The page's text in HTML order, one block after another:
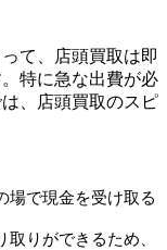
て、店頭買取は即
特に急な出費が必
、店頭買取のスピ
場で現金を受け取る
りができるため、